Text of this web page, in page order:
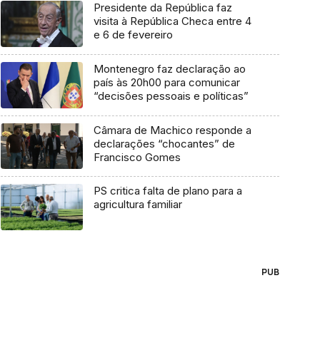
Presidente da República faz
visita à República Checa entre 4
e 6 de fevereiro
Montenegro faz declaração ao
país às 20h00 para comunicar
“decisões pessoais e políticas”
Câmara de Machico responde a
declarações “chocantes” de
Francisco Gomes
PS critica falta de plano para a
agricultura familiar
PUB